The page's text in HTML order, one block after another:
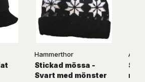
Hammerthor
Stickad mössa -
Svart med mönster